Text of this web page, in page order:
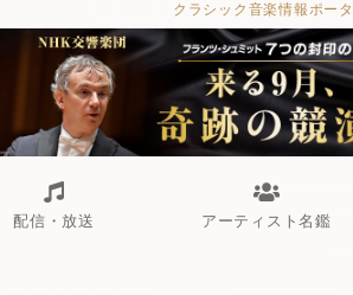
クラシック音楽情報ポー
配信・放送 アーティスト名鑑